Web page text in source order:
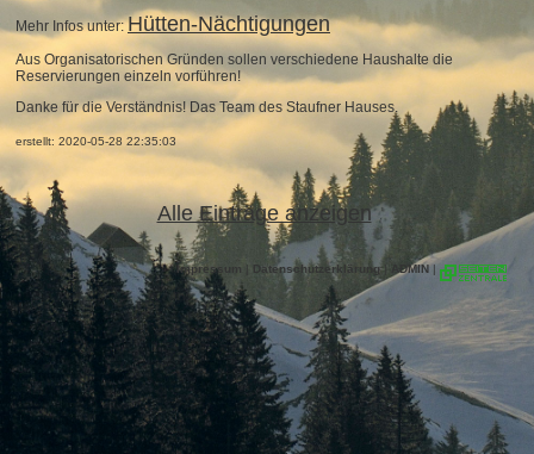
Mehr Infos unter:Hütten-Nächtigungen
Aus Organisatorischen Gründen sollen verschiedene Haushalte die
Reservierungen einzeln vorführen!
Danke für die Verständnis! Das Team des Staufner Hauses.
erstellt: 2020-05-28 22:35:03
Alle Einträge anzeigen
Impressum | Datenschutzerklärung| ADMIN|